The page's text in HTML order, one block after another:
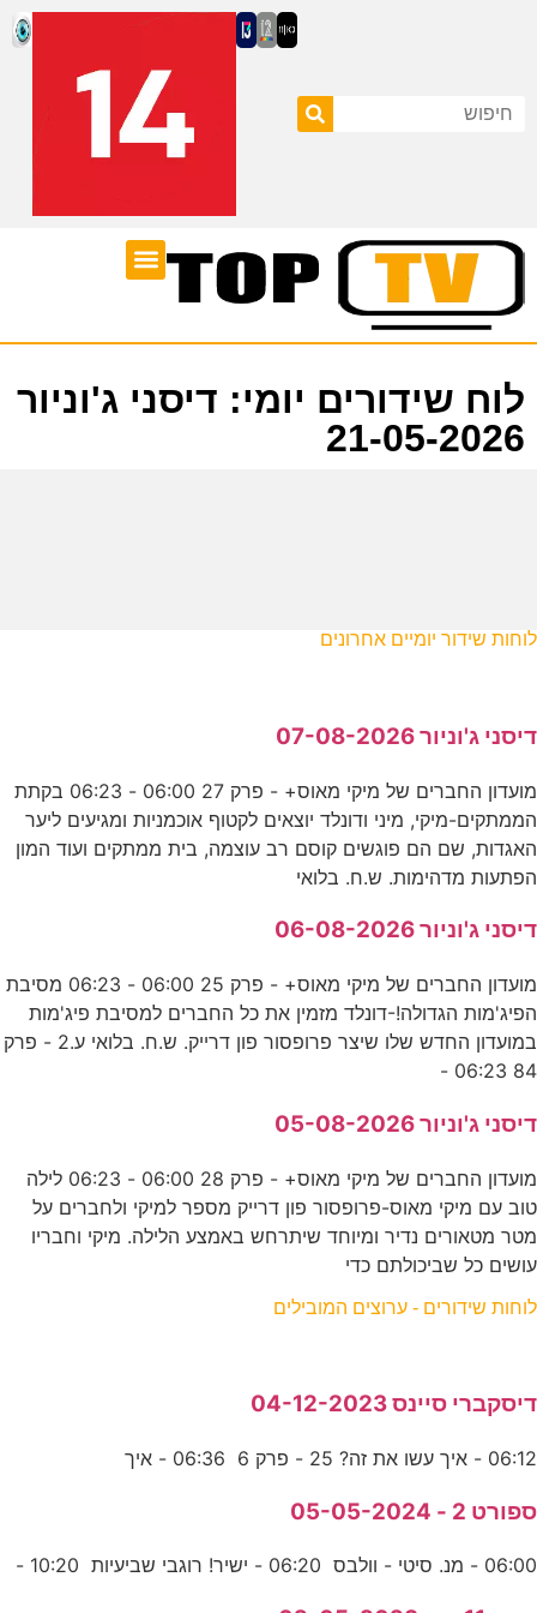
לוח שידורים יומי: דיסני ג'וניור
21-05-2026
לוחות שידור יומיים אחרונים
דיסני ג'וניור 07-08-2026
מועדון החברים של מיקי מאוס+ - פרק 27 06:00 - 06:23 בקתת
הממתקים-מיקי, מיני ודונלד יוצאים לקטוף אוכמניות ומגיעים ליער
האגדות, שם הם פוגשים קוסם רב עוצמה, בית ממתקים ועוד המון
הפתעות מדהימות. ש.ח. בלואי
דיסני ג'וניור 06-08-2026
מועדון החברים של מיקי מאוס+ - פרק 25 06:00 - 06:23 מסיבת
הפיג'מות הגדולה!-דונלד מזמין את כל החברים למסיבת פיג'מות
במועדון החדש שלו שיצר פרופסור פון דרייק. ש.ח. בלואי ע.2 - פרק
84 06:23 -
דיסני ג'וניור 05-08-2026
מועדון החברים של מיקי מאוס+ - פרק 28 06:00 - 06:23 לילה
טוב עם מיקי מאוס-פרופסור פון דרייק מספר למיקי ולחברים על
מטר מטאורים נדיר ומיוחד שיתרחש באמצע הלילה. מיקי וחבריו
עושים כל שביכולתם כדי
לוחות שידורים - ערוצים המובילים
דיסקברי סיינס 04-12-2023
06:12 - איך עשו את זה? 25 - פרק 6 06:36 - איך
ספורט 2 - 05-05-2024
06:00 - מנ. סיטי - וולבס 06:20 - ישיר! רוגבי שביעיות 10:20 -